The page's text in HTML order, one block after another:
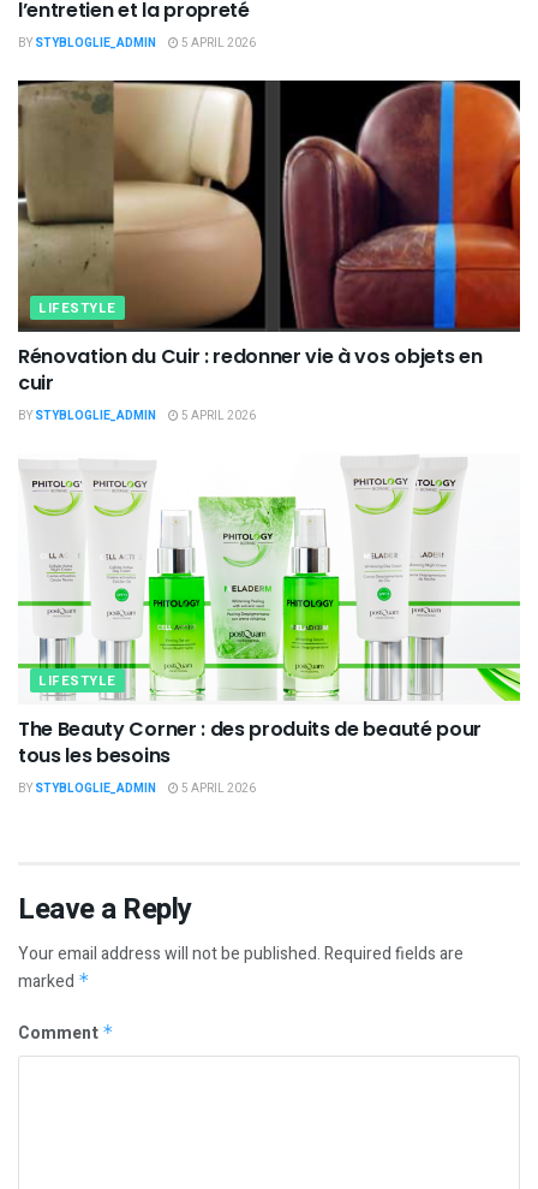
l’entretien et la propreté
BY STYBLOGLIE_ADMIN 5 APRIL 2026
LIFESTYLE
Rénovation du Cuir : redonner vie à vos objets en
cuir
BY STYBLOGLIE_ADMIN 5 APRIL 2026
LIFESTYLE
The Beauty Corner : des produits de beauté pour
tous les besoins
BY STYBLOGLIE_ADMIN 5 APRIL 2026
Leave a Reply
Your email address will not be published.Required fields are
marked *
Comment *